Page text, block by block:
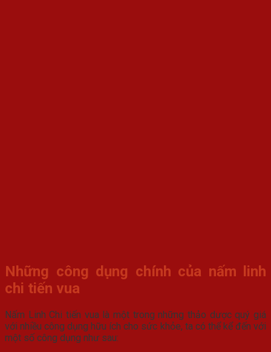
Những công dụng chính của nấm linh
chi tiến vua
Nấm Linh Chi tiến vua là một trong những thảo dược quý giá
với nhiều công dụng hữu ích cho sức khỏe, ta có thể kể đến với
một số công dụng như sau: